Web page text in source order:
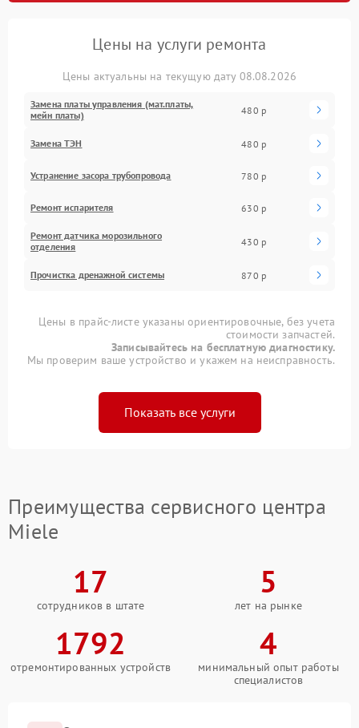
Цены на услуги ремонта
Цены актуальны на текущую дату 08.08.2026
Замена платы управления (мат.платы,
мейн платы)
480 р
Замена ТЭН 480 р
Устранение засора трубопровода 780 р
Ремонт испарителя 630 р
Ремонт датчика морозильного
отделения
430 р
Прочистка дренажной системы 870 р
Цены в прайс-листе указаны ориентировочные, без учета
стоимости запчастей.
Записывайтесь на бесплатную диагностику.
Мы проверим ваше устройство и укажем на неисправность.
Показать все услуги
Преимущества сервисного центра
Miele
17
сотрудников в штате
5
лет на рынке
1792
отремонтированных устройств
4
минимальный опыт работы
специалистов